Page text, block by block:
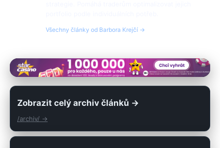
Všechny články od Barbora Krejčí →
Zobrazit celý archiv článků →
/archiv/ →